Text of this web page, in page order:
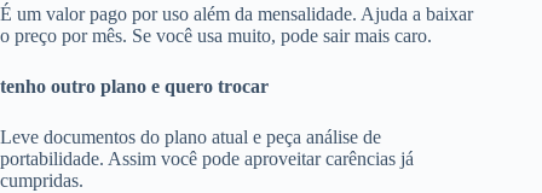
É um valor pago por uso além da mensalidade. Ajuda a baixar
o preço por mês. Se você usa muito, pode sair mais caro.
tenho outro plano e quero trocar
Leve documentos do plano atual e peça análise de
portabilidade. Assim você pode aproveitar carências já
cumpridas.